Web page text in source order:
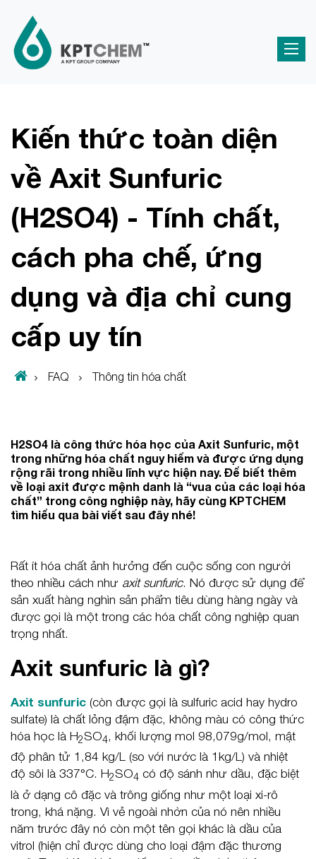
Kiến thức toàn diện
về Axit Sunfuric
(H2SO4) - Tính chất,
cách pha chế, ứng
dụng và địa chỉ cung
cấp uy tín
FAQ Thông tin hóa chất
H2SO4 là công thức hóa học của Axit Sunfuric, một
trong những hóa chất nguy hiểm và được ứng dụng
rộng rãi trong nhiều lĩnh vực hiện nay. Để biết thêm
về loại axit được mệnh danh là “vua của các loại hóa
chất” trong công nghiệp này, hãy cùng KPTCHEM
tìm hiểu qua bài viết sau đây nhé!
Rất ít hóa chất ảnh hưởng đến cuộc sống con người
theo nhiều cách như axit sunfuric. Nó được sử dụng để
sản xuất hàng nghìn sản phẩm tiêu dùng hàng ngày và
được gọi là một trong các hóa chất công nghiệp quan
trọng nhất.
Axit sunfuric là gì?
Axit sunfuric (còn được gọi là sulfuric acid hay hydro
sulfate) là chất lỏng đậm đặc, không màu có công thức
hóa học là H2SO4, khối lượng mol 98,079g/mol, mật
độ phân tử 1,84 kg/L (so với nước là 1kg/L) và nhiệt
độ sôi là 337°C. H2SO4 có độ sánh như dầu, đặc biệt
là ở dạng cô đặc và trông giống như một loại xi-rô
trong, khá nặng. Vì vẻ ngoài nhờn của nó nên nhiều
năm trước đây nó còn một tên gọi khác là dầu của
vitrol (hiện chỉ được dùng cho loại đậm đặc thương